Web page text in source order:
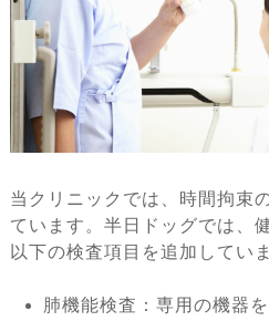
当クリニックでは、時間拘束
ています。半日ドッグでは、
以下の検査項目を追加していま
肺機能検査：専用の機器